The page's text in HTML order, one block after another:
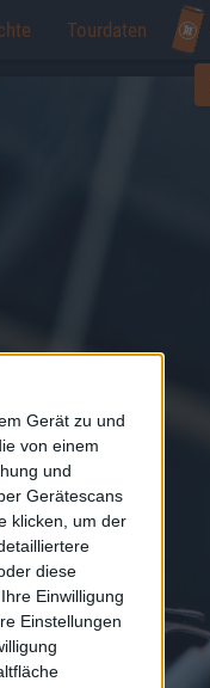
Gerät zu und
von einem
und
Gerätescans
klicken, um der
diese
Einwilligung
Einstellungen
Tourdaten